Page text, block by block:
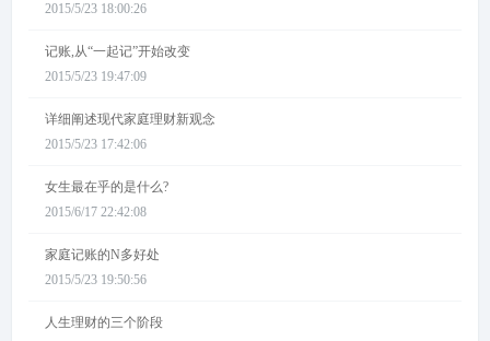
2015/5/23 18:00:26
记账,从“一起记”开始改变
2015/5/23 19:47:09
详细阐述现代家庭理财新观念
2015/5/23 17:42:06
女生最在乎的是什么?
2015/6/17 22:42:08
家庭记账的N多好处
2015/5/23 19:50:56
人生理财的三个阶段